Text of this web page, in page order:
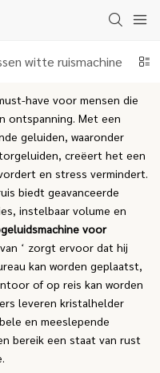
witte ruismachine
have voor mensen die
ontspanning. Met een
geluiden, waaronder
creëert het een
en stress vermindert.
biedt geavanceerde
instelbaar volume en
voor
‘ zorgt ervoor dat hij
kan worden geplaatst,
of op reis kan worden
leveren kristalhelder
en meeslepende
bereik een staat van rust